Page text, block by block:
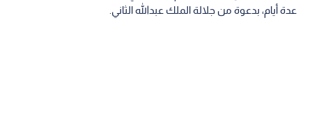
عدة أيام، بدعوة من جلالة الملك عبدالله الثاني.